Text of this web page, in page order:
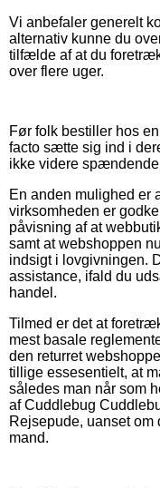
Vi anbefaler generelt
alternativ kunne du
tilfælde af at du
over flere uger.
Før folk bestiller hos
facto sætte sig ind i
ikke videre
En anden mulighed er
virksomheden er
påvisning af at
samt at webshoppen
indsigt i lovgivningen.
assistance, ifald du
handel.
Tilmed er det at
mest basale
den returret
tillige essesentielt, at
således man når som
af Cuddlebug
Rejsepude, uanset
mand.